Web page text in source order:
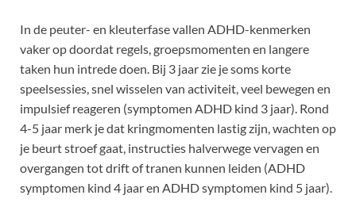
In de peuter- en kleuterfase vallen ADHD-kenmerken
vaker op doordat regels, groepsmomenten en langere
taken hun intrede doen. Bij 3 jaar zie je soms korte
speelsessies, snel wisselen van activiteit, veel bewegen en
impulsief reageren (symptomen ADHD kind 3 jaar). Rond
4-5 jaar merk je dat kringmomenten lastig zijn, wachten op
je beurt stroef gaat, instructies halverwege vervagen en
overgangen tot drift of tranen kunnen leiden (ADHD
symptomen kind 4 jaar en ADHD symptomen kind 5 jaar).